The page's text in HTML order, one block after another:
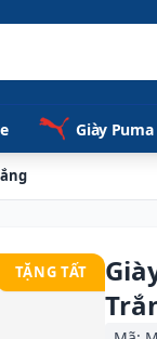
Giày Puma
TẶNG TẤT